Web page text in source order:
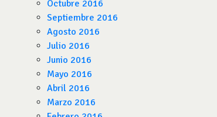
Octubre 2016
Septiembre 2016
Agosto 2016
Julio 2016
Junio 2016
Mayo 2016
Abril 2016
Marzo 2016